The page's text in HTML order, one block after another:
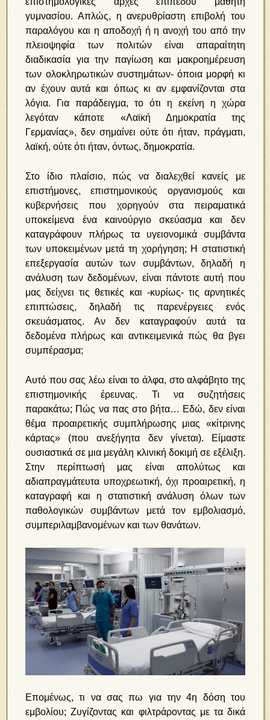
γυμνασίου. Απλώς, η ανερυθρίαστη επιβολή του
παραλόγου και η αποδοχή ή η ανοχή του από την
πλειοψηφία των πολιτών είναι απαραίτητη
διαδικασία για την παγίωση και μακροημέρευση
των ολοκληρωτικών συστημάτων- όποια μορφή κι
αν έχουν αυτά και όπως κι αν εμφανίζονται στα
λόγια. Για παράδειγμα, το ότι η εκείνη η χώρα
λεγόταν κάποτε «Λαϊκή Δημοκρατία της
Γερμανίας», δεν σημαίνει ούτε ότι ήταν, πράγματι,
λαϊκή, ούτε ότι ήταν, όντως, δημοκρατία.
Στο ίδιο πλαίσιο, πώς να διαλεχθεί κανείς με
επιστήμονες, επιστημονικούς οργανισμούς και
κυβερνήσεις που χορηγούν στα πειραματικά
υποκείμενα ένα καινούργιο σκεύασμα και δεν
καταγράφουν πλήρως τα υγειονομικά συμβάντα
των υποκειμένων μετά τη χορήγηση; Η στατιστική
επεξεργασία αυτών των συμβάντων, δηλαδή η
ανάλυση των δεδομένων, είναι πάντοτε αυτή που
μας δείχνει τις θετικές και -κυρίως- τις αρνητικές
επιπτώσεις, δηλαδή τις παρενέργειες ενός
σκευάσματος. Αν δεν καταγραφούν αυτά τα
δεδομένα πλήρως και αντικειμενικά πώς θα βγει
συμπέρασμα;
Αυτό που σας λέω είναι το άλφα, στο αλφάβητο της
επιστημονικής έρευνας. Τι να συζητήσεις
παρακάτω; Πώς να πας στο βήτα… Εδώ, δεν είναι
θέμα προαιρετικής συμπλήρωσης μιας «κίτρινης
κάρτας» (που ανεξήγητα δεν γίνεται). Είμαστε
ουσιαστικά σε μια μεγάλη κλινική δοκιμή σε εξέλιξη.
Στην περίπτωσή μας είναι απολύτως και
αδιαπραγμάτευτα υποχρεωτική, όχι προαιρετική, η
καταγραφή και η στατιστική ανάλυση όλων των
παθολογικών συμβάντων μετά τον εμβολιασμό,
συμπεριλαμβανομένων και των θανάτων.
Επομένως, τι να σας πω για την 4η δόση του
εμβολίου; Ζυγίζοντας και φιλτράροντας με τα δικά